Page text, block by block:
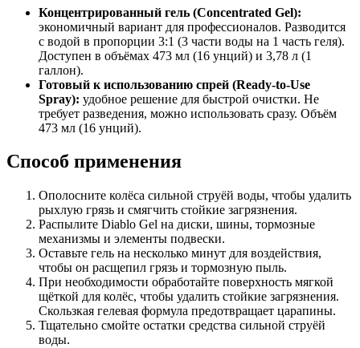
Концентрированный гель (Concentrated Gel):
экономичный вариант для профессионалов. Разводится
с водой в пропорции 3:1 (3 части воды на 1 часть геля).
Доступен в объёмах 473 мл (16 унций) и 3,78 л (1
галлон).
Готовый к использованию спрей (Ready-to-Use
Spray): удобное решение для быстрой очистки. Не
требует разведения, можно использовать сразу. Объём
473 мл (16 унций).
Способ применения
Ополосните колёса сильной струёй воды, чтобы удалить
рыхлую грязь и смягчить стойкие загрязнения.
Распылите Diablo Gel на диски, шины, тормозные
механизмы и элементы подвески.
Оставьте гель на несколько минут для воздействия,
чтобы он расщепил грязь и тормозную пыль.
При необходимости обработайте поверхность мягкой
щёткой для колёс, чтобы удалить стойкие загрязнения.
Скользкая гелевая формула предотвращает царапины.
Тщательно смойте остатки средства сильной струёй
воды.